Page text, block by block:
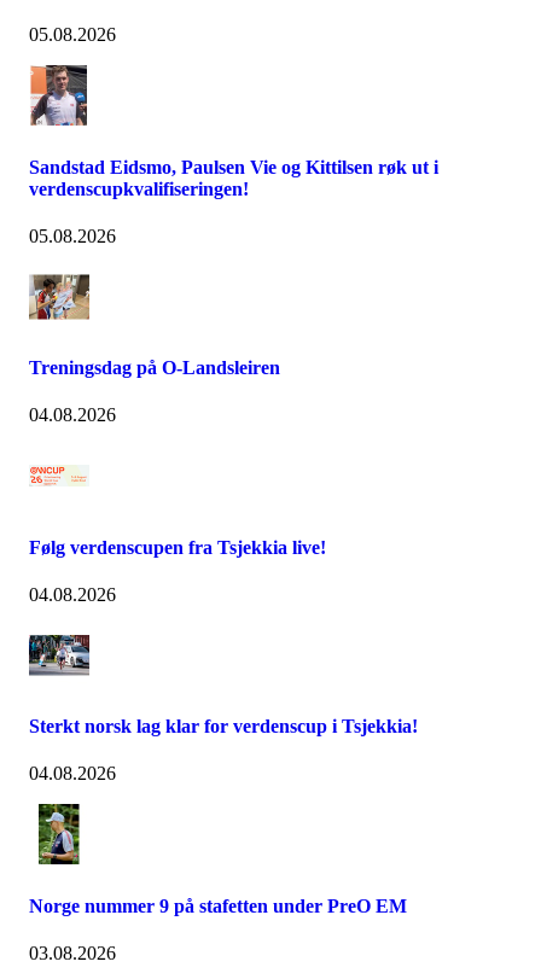
05.08.2026
Sandstad Eidsmo, Paulsen Vie og Kittilsen røk ut i
verdenscupkvalifiseringen!
05.08.2026
Treningsdag på O-Landsleiren
04.08.2026
Følg verdenscupen fra Tsjekkia live!
04.08.2026
Sterkt norsk lag klar for verdenscup i Tsjekkia!
04.08.2026
Norge nummer 9 på stafetten under PreO EM
03.08.2026